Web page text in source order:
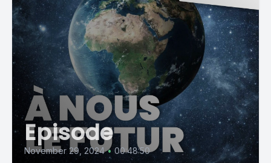
Episode
November 29, 2024 • 00:48:50